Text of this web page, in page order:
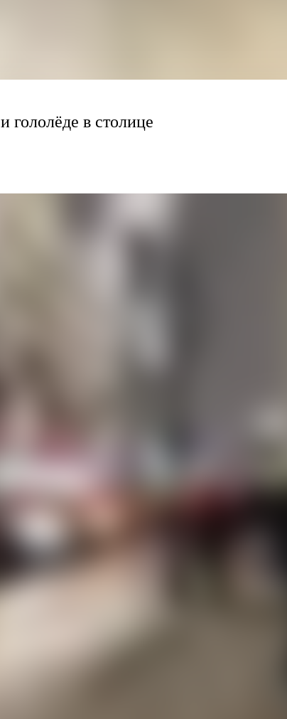
и гололёде в столице